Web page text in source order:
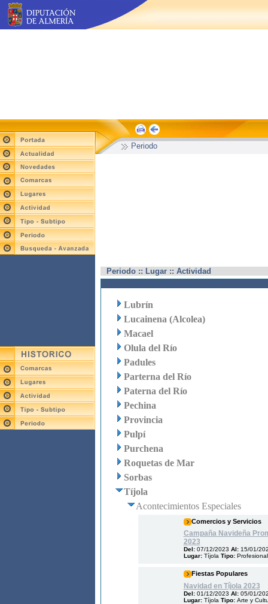
Periodo
Periodo :: Lugar :: Actividad
Lubrín
Lucainena (Alcolea)
Macael
Olula del Río
Padules
Parterna del Río
Paterna del Río
Pechina
Provincia
Pulpí
Purchena
Roquetas de Mar
Sorbas
Tíjola
Acontecimientos Especiales
Comercios y Servicios
Campaña Navideña
2023
Del: 07/12/2023 Al: 15/01/
Lugar: Tíjola Tipo:
Fiestas Populares
Navidad en Tíjola 2023
Del: 01/12/2023 Al: 05/01/
Lugar: Tíjola Tipo: Arte y